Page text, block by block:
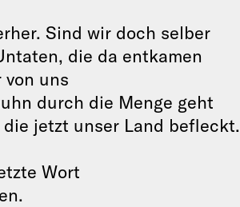
Sind wir doch selber
die da entkamen
von uns
durch die Menge geht
jetzt unser Land befleckt.
Wort